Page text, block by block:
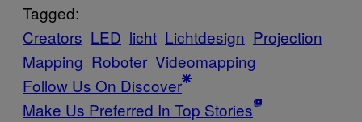
Tagged:
Creators LED licht Lichtdesign Projection
Mapping Roboter Videomapping
Follow Us On Discover
Make Us Preferred In Top Stories